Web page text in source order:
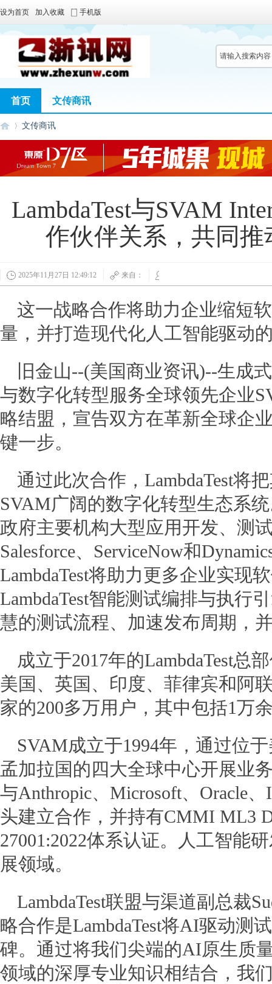
设为首页 加入收藏 手机版
首页 文传商讯
浙
网
›
文传商讯
LambdaTest与SVAM
作伙伴关系，共同
2025年11月27日 12:49:12 来自：
这一战略合作将助力企业缩短
量，并打造现代化人工智能驱动
旧金山--(美国商业资讯)--生成
与数字化转型服务全球领先企业
略结盟，宣告双方在革新全球企
键一步。
通过此次合作，LambdaTest将
SVAM广阔的数字化转型生态系
政府主要机构大型应用开发、测
Salesforce、ServiceNow和
LambdaTest将助力更多企业实现
LambdaTest智能测试编排与执行
慧的测试流程、加速发布周期，
成立于2017年的LambdaTest总
美国、英国、印度、菲律宾和阿
家的200多万用户，其中包括1万
SVAM成立于1994年，通过位
孟加拉国的四大全球中心开展业
与Anthropic、Microsoft、Oracle
头建立合作，并持有CMMI ML3
27001:2022体系认证。人工智能
展领域。
LambdaTest联盟与渠道副总裁
略合作是LambdaTest将AI驱动测
碑。通过将我们尖端的AI原生质
领域的深厚专业知识相结合，我